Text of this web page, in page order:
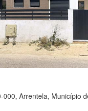
000, Arrentela, Município